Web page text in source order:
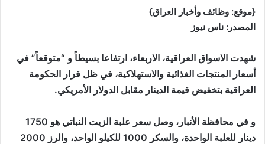
{موقع: وظائف وأخبار العراق}
المصدر: ناس نيوز
شهدت الاسواق العراقية، الاربعاء، ارتفاعا بسيطاً و “متوقعاً” في
أسعار المنتجات الغذائية والاستهلاكية، في ظل قرار الحكومة
العراقية بتخفيض قيمة الدينار مقابل الدولار الأمريكي.
و في محافظة الأنبار، وصل سعر علبة الزيت النباتي هو 1750
دينار للعلبة الواحدة، والسكر 1000 للكيلو الواحد، والرز 2000